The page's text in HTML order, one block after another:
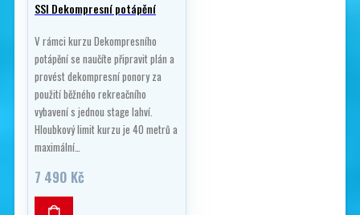
SSI Dekompresní potápění
V rámci kurzu Dekompresního
potápění se naučíte připravit plán a
provést dekompresní ponory za
použití běžného rekreačního
vybavení s jednou stage lahví.
Hloubkový limit kurzu je 40 metrů a
maximální…
7 490 Kč